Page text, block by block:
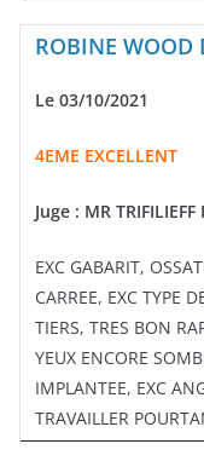
ROBINE WOOD
Le 03/10/2021
4EME EXCELLENT
Juge : MR TRIFILIEFF
EXC GABARIT,
CARREE, EXC TYPE
TIERS, TRES BON
YEUX ENCORE
IMPLANTEE, EXC
TRAVAILLER